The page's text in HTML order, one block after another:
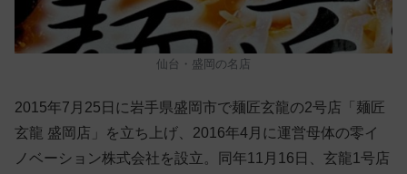
仙台・盛岡の名店
2015年7月25日に岩手県盛岡市で麺匠玄龍の2号店「麺匠
玄龍 盛岡店」を立ち上げ、2016年4月に運営母体の零イ
ノベーション株式会社を設立。同年11月16日、玄龍1号店